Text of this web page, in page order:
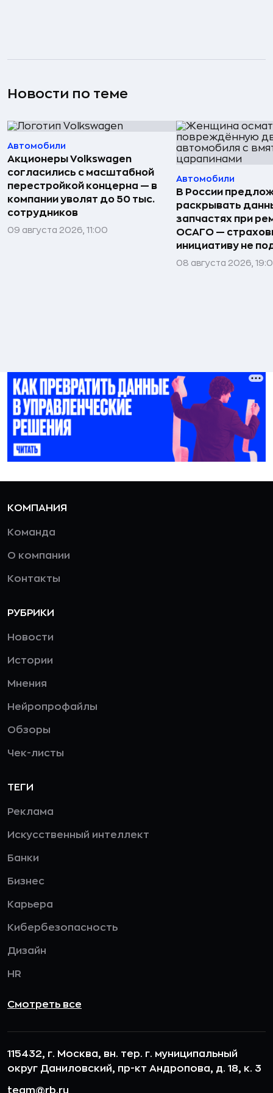
Новости по теме
Автомобили
Акционеры Volkswagen
согласились с масштабной
перестройкой концерна — в
компании уволят до 50 тыс.
сотрудников
09 августа 2026, 11:00
Автомобили
В России
раскрывать
запчастях при
ОСАГО —
инициативу не
08 августа 2026,
КОМПАНИЯ
Команда
О компании
Контакты
РУБРИКИ
Новости
Истории
Мнения
Нейропрофайлы
Обзоры
Чек-листы
ТЕГИ
Реклама
Искусственный интеллект
Банки
Бизнес
Карьера
Кибербезопасность
Дизайн
HR
Смотреть все
115432, г. Москва, вн. тер. г. муниципальный
округ Даниловский, пр-кт Андропова, д. 18, к. 3
team@rb.ru